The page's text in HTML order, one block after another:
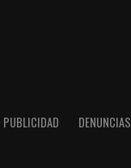
PUBLICIDAD DENUNCIAS